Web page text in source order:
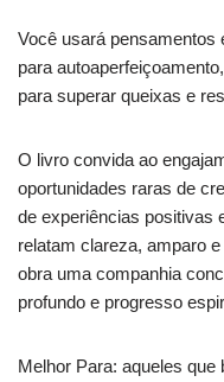
Você usará
para
para superar queixas e
O livro convida ao
oportunidades raras de
de experiências positivas
relatam clareza, amparo
obra uma companhia
profundo e progresso
Melhor Para: aqueles